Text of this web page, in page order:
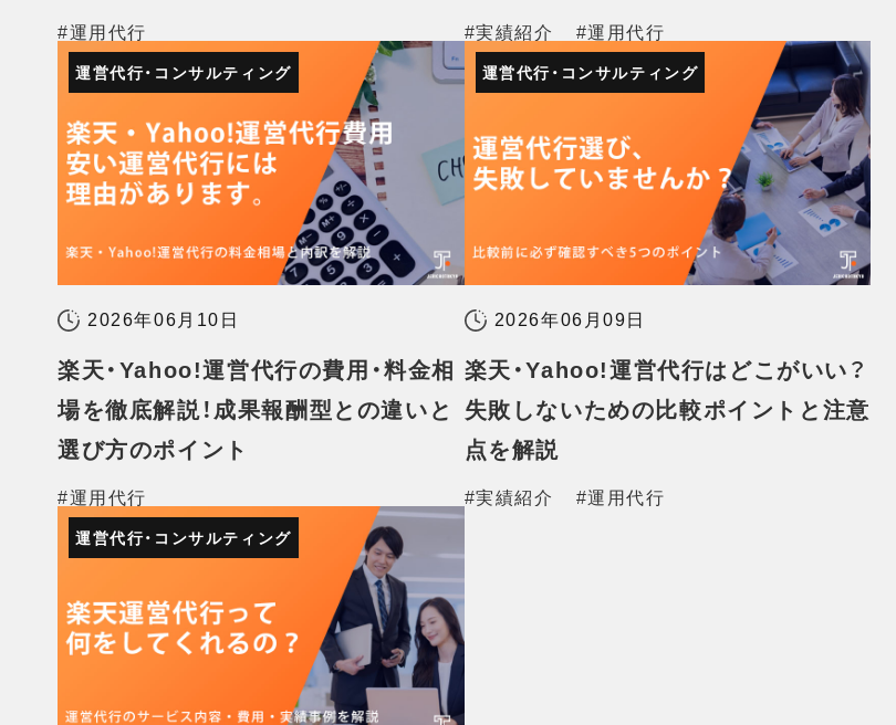
#運用代行 #実績紹介 #運用代行
運営代行・コンサルティング
2026年06月10日
楽天・Yahoo!運営代行の費用・料金相
場を徹底解説！成果報酬型との違いと
選び方のポイント
#運用代行
運営代行・コンサルティング
2026年06月09日
楽天・Yahoo!運営代行はどこがいい？
失敗しないための比較ポイントと注意
点を解説
#実績紹介 #運用代行
運営代行・コンサルティング